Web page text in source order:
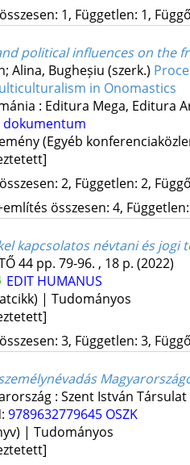
1, Független: 1,
political influences on the
Alina, Bugheșiu (szerk.)
in Onomastics
: Editura Mega, Editura
dokumentum
(Egyéb
2, Független: 2,
összesen: 4,
kapcsolatos névtani és jogi
44 pp. 79-96. , 18 p. (2022)
EDIT HUMANUS
| Tudományos
3, Független: 3,
: Szent István Társulat
9789632779645 OSZK
| Tudományos